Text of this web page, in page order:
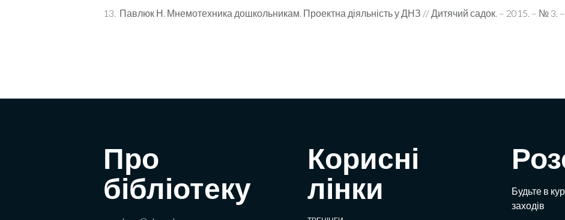
13. Павлюк Н. Мнемотехника дошкольникам. Проектна діяльність у ДНЗ // Дитячий садок. – 2015. – № 3.
Про
бібліотеку
Корисні
лінки
Будьте в
заходів